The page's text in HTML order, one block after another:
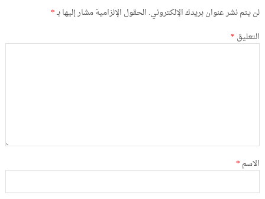
لن يتم نشر عنوان بريدك الإلكتروني. الحقول الإلزامية مشار إليها بـ*
التعليق *
الاسم *